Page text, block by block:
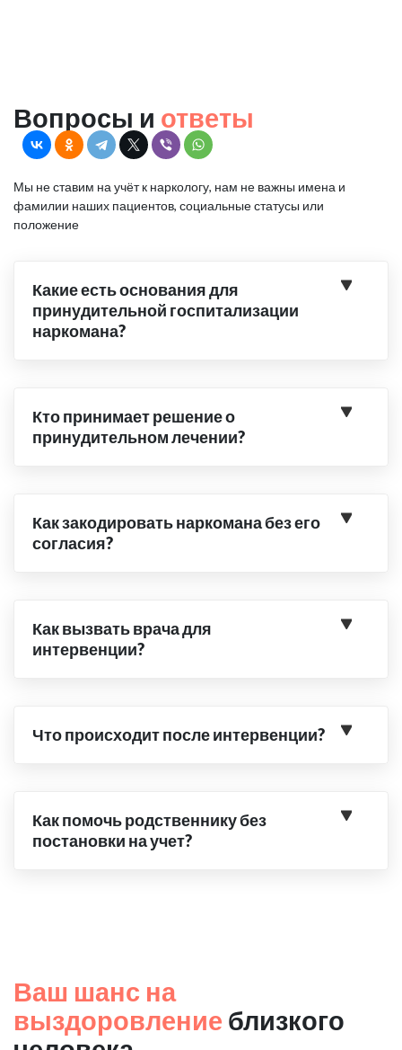
Вопросы и ответы
Мы не ставим на учёт к наркологу, нам не важны имена и
фамилии наших пациентов, социальные статусы или
положение
Какие есть основания для
принудительной госпитализации
наркомана?
Кто принимает решение о
принудительном лечении?
Как закодировать наркомана без его
согласия?
Как вызвать врача для
интервенции?
Что происходит после интервенции?
Как помочь родственнику без
постановки на учет?
Ваш шанс на
выздоровление близкого